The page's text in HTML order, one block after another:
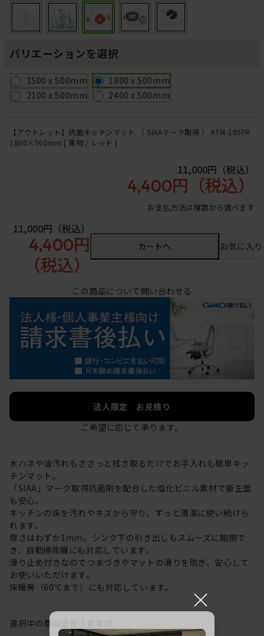
バリエーションを選択
1500 x 500mm
1800 x 500mm
2100 x 500mm
2400 x 500mm
【アウトレット】抗菌キッチンマット （ SIAAマーク取得 ） KTM-185FR
1800×500mm [ 果物 / レッド ]
11,000円 （税込）
4,400円 （税込）
お支払方法は複数から選べます
11,000円 （税込）
4,400円
（税込）
カートへ お気に入
この商品について問い合わせる
法人限定 お見積り
ご希望に応じて承ります。
水ハネや油汚れもささっと拭き取るだけでお手入れも簡単キッ
チンマット。
「SIAA」マーク取得抗菌剤を配合した塩化ビニル素材で衛生面
も安心。
キッチンの床を汚れやキズから守り、ずっと清潔に使い続けら
れます。
厚さはわずか1ｍｍ。シンク下の引き出しもスムーズに開閉で
き、自動掃除機にも対応しています。
滑り止め付きなのでつまづきやマットの滑りを防ぎ、安心して
お使いいただけます。
床暖房（60℃まで）にも対応しています。
選択中の商品情報
×